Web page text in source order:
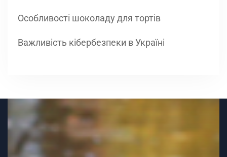
Особливості шоколаду для тортів
Важливість кібербезпеки в Україні